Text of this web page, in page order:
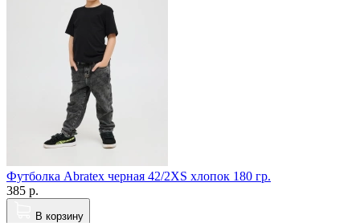
Футболка Abratex черная 42/2XS хлопок 180 гр.
385 р.
В корзину